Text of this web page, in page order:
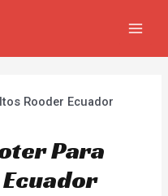
Para